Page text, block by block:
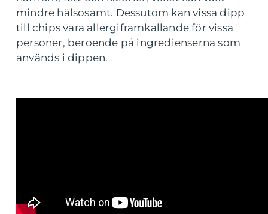
mindre hälsosamt. Dessutom kan vissa dipp
till chips vara allergiframkallande för vissa
personer, beroende på ingredienserna som
används i dippen.